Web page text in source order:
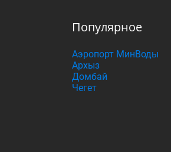
Популярное
Аэропорт МинВоды
Архыз
Домбай
Чегет